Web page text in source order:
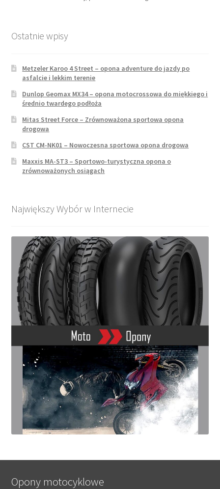
Ostatnie wpisy
Metzeler Karoo 4 Street – opona adventure do jazdy po
asfalcie i lekkim terenie
Dunlop Geomax MX34 – opona motocrossowa do miękkiego i
średnio twardego podłoża
Mitas Street Force – Zrównoważona sportowa opona
drogowa
CST CM-NK01 – Nowoczesna sportowa opona drogowa
Maxxis MA-ST3 – Sportowo-turystyczna opona o
zrównoważonych osiągach
Największy Wybór w Internecie
Opony motocyklowe